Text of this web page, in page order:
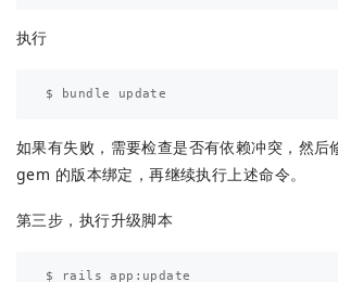
执行
如果有失败，需要检查是否有依赖冲突，然
gem 的版本绑定，再继续执行上述命令。
第三步，执行升级脚本